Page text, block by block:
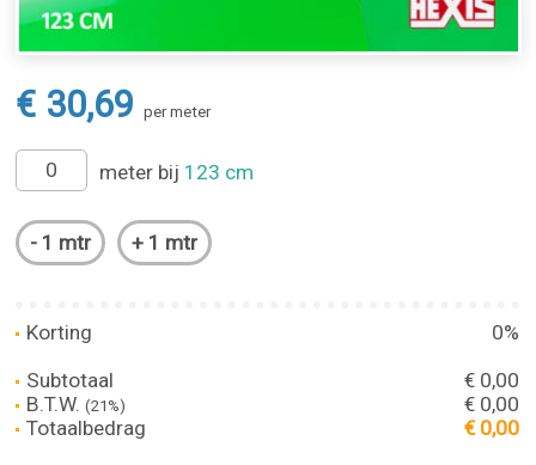
€ 30,69 per meter
meter bij 123 cm
Korting
0%
Subtotaal
€ 0,00
B.T.W.(21%)
€ 0,00
Totaalbedrag
€ 0,00